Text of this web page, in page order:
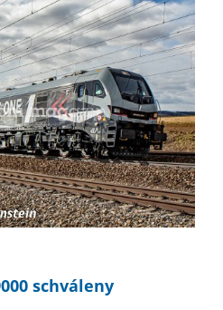
schváleny